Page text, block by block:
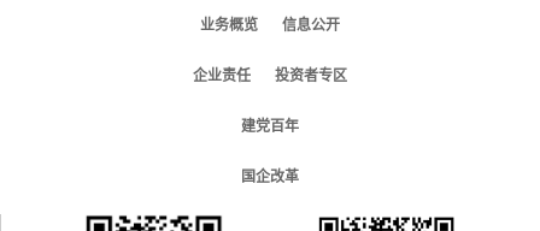
业务概览 信息公开
企业责任 投资者专区
建党百年
国企改革